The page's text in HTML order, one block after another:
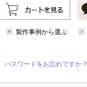
製作事例から選ぶ
パスワードをお忘れですか？